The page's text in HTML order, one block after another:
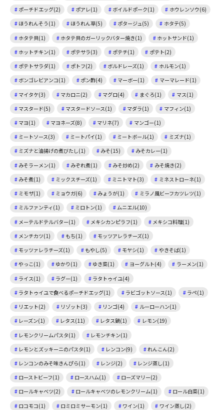
ポーチドエッグ(2)
ポアレ(1) ボイルドポーク(1)
ホウレンソウ(6)
ほうれんそう(1)
ほうれん草(5) ポタージュ(5)
ホタテ(5)
ホタテ貝(1)
ホタテ貝のガーリックバター焼き(1)
ホットサンド(1)
ホットチキン(1)
ポテサラ(3) ポテチ(1)
ポテト(2)
ポテトサラダ(1)
ポトフ(2) ボルドレーズ(1)
ホルモン(1)
ボンゴレビアンコ(1)
ポン酢(4) マーボー(1)
マーマレード(1)
マイタケ(3)
マカロニ(2) マグロ(4) まぐろ(1)
マス(1)
マスタード(5)
マスタードソース(1) マダラ(1)
マフィン(1)
マヨ(1)
マヨネーズ(8) マリネ(7)
マンゴー(1)
ミートソース(3)
ミートパイ(1) ミートボール(1)
ミズナ(1)
ミズナと油揚げの煮びたし(1)
みそ(15)
みそカレー(1)
みそラーメン(1)
みぞれ煮(1) みそ炒め(2)
みそ焼き(2)
みそ煮(1)
ミックスチーズ(1) ミニトマト(3)
ミネストローネ(1)
ミモザ(1)
ミョウガ(6) みょうが(1)
ミラノ風ビーフカツレツ(1)
ミルファンティ(1)
ミロトン(1)
ムニエル(10)
メーテルドテルバター(1)
メキシカンピラフ(1)
メキシコ料理(1)
メンチカツ(1)
もち(1)
モッツアレラチーズ(1)
モッツァレラチーズ(1)
もやし(5) モヤシ(1)
やきそば(1)
やっこ(1)
ゆかり(1) ゆき菜(1) ヨーグルト(4)
ラーメン(1)
ライス(1)
ラグー(1)
ラタトゥイユ(4)
ラタトゥイユで食べるポーチドエッグ(1)
ラビゴットソース(1)
ラペ(1)
リエット(2)
リゾット(3) リンゴ(4)
ルーローハン(1)
レーズン(1)
レタス(11) レタス鍋(1)
レモン(19)
レモンクリームパスタ(1)
レモンチキン(1)
レモンとズッキーニのパスタ(1)
レンコン(9)
れんこん(2)
レンコンのみそ味きんぴら(1)
レンジ(2)
レンジ蒸し(1)
ローストビーフ(1)
ロースハム(1)
ローズマリー(2)
ロールキャベツ(2)
ロールキャベツのレモンクリーム(1)
ロール白菜(1)
ロコモコ(1)
ロミロミサーモン(1) ワイン(1)
ワイン蒸し(2)